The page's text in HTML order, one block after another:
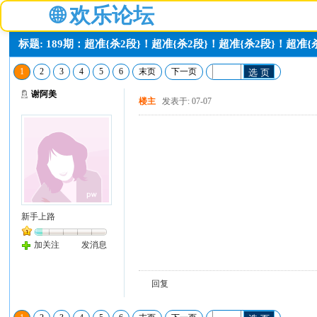
🌐 欢乐论坛
标题: 189期：超准{杀2段}！超准{杀2段}！超准{杀2段}！超准{
1 2 3 4 5 6 末页 下一页 选 页
谢阿美
新手上路
加关注 发消息
楼主 发表于: 07-07
回复